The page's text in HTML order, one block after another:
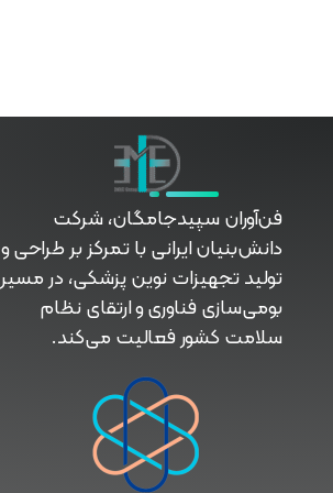
فناوران سپیدجامگان
طراح و تولیدکننده تجهیزات پیشرفته پزشکی با تمرکز بر نوآوری، بومی‌سازی و توسعه فناوری‌های سلامت
فن‌آوران سپیدجامگان، شرکت
دانش‌بنیان ایرانی با تمرکز بر طراحی و
تولید تجهیزات نوین پزشکی، در مسیر
بومی‌سازی فناوری و ارتقای نظام
سلامت کشور فعالیت می‌کند.